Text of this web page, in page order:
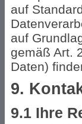
auf
auf
gemäß Art.
Daten)
9.
9.1 Ihre